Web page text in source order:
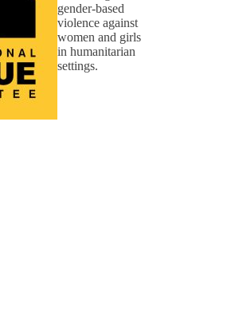
gender-based
violence against
women and girls
in humanitarian
settings.